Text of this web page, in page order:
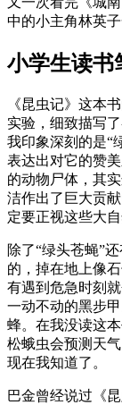
中的小主角林英
小学生读书
《昆虫记》这本
实验，细致描写
我印象深刻的是“
表达出对它的赞
的动物尸体，其
洁作出了巨大贡
定要正视这些大
除了“绿头苍蝇”
的，掉在地上像
有遇到危急时刻
一动不动的黑步
蜂。在我没读这
松蛾虫会预测天
现在我知道了。
巴金曾经说过《